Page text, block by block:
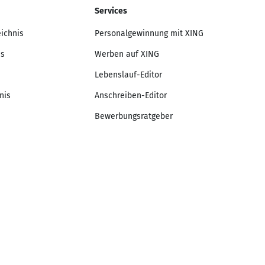
Services
Personalgewinnung mit XING
Werben auf XING
Lebenslauf-Editor
Anschreiben-Editor
Bewerbungsratgeber